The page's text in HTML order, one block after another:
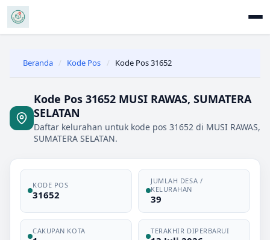
Beranda / Kode Pos / Kode Pos 31652
Kode Pos 31652 MUSI RAWAS, SUMATERA
SELATAN
Daftar kelurahan untuk kode pos 31652 di MUSI RAWAS,
SUMATERA SELATAN.
KODE POS
31652
JUMLAH DESA /
KELURAHAN
39
CAKUPAN KOTA TERAKHIR DIPERBARUI